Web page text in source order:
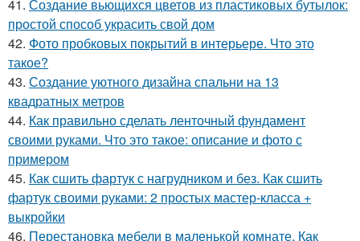
41. Создание вьющихся цветов из пластиковых бутылок:
простой способ украсить свой дом
42. Фото пробковых покрытий в интерьере. Что это
такое?
43. Создание уютного дизайна спальни на 13
квадратных метров
44. Как правильно сделать ленточный фундамент
своими руками. Что это такое: описание и фото с
примером
45. Как сшить фартук с нагрудником и без. Как сшить
фартук своими руками: 2 простых мастер-класса +
выкройки
46. Перестановка мебели в маленькой комнате. Как